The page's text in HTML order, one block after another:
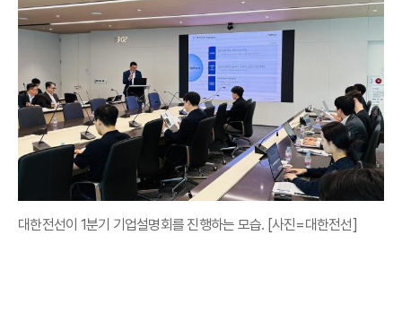
대한전선이 1분기 기업설명회를 진행하는 모습. [사진=대한전선]